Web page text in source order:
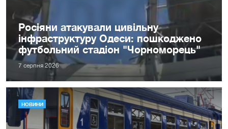
Росіяни атакували цивільну
інфраструктуру Одеси: пошкоджено
футбольний стадіон "Чорноморець"
7 серпня 2026
НОВИНИ